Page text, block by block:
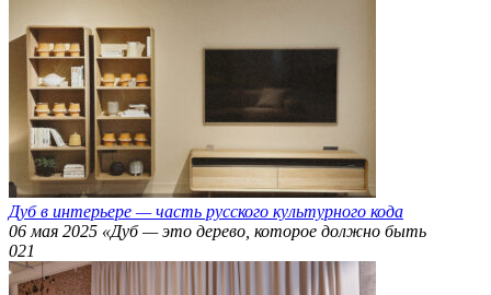
Дуб в интерьере — часть русского культурного кода
06 мая 2025 «Дуб — это дерево, которое должно быть
021